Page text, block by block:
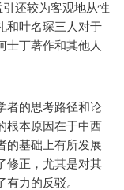
引还较为客观地从性
和叶名琛三人对于
士丁著作和其他人
者的思考路径和论
根本原因在于中西
的基础上有所发展
修正，尤其是对其
力的反驳。